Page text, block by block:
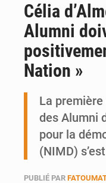
Célia
Alumni
Nation »
La
des Alumni
pour la
(NIMD)
PUBLIÉ PAR